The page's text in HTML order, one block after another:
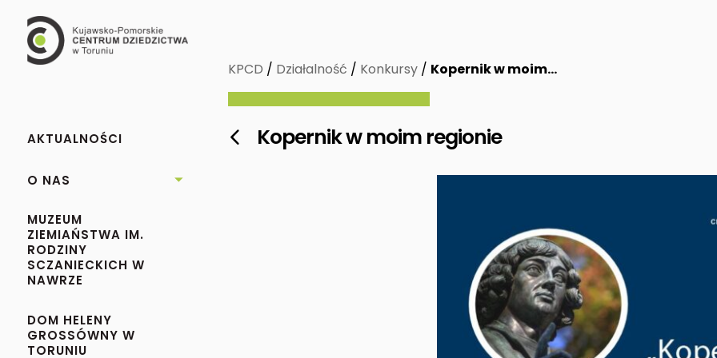
AKTUALNOŚCI
O NAS 
MUZEUM
ZIEMIAŃSTWA IM.
RODZINY
SCZANIECKICH W
NAWRZE
DOM HELENY
GROSSÓWNY W
TORUNIU
KPCD / Działalność / Konkursy/ Kopernik w moim…
 Kopernik w moim regionie